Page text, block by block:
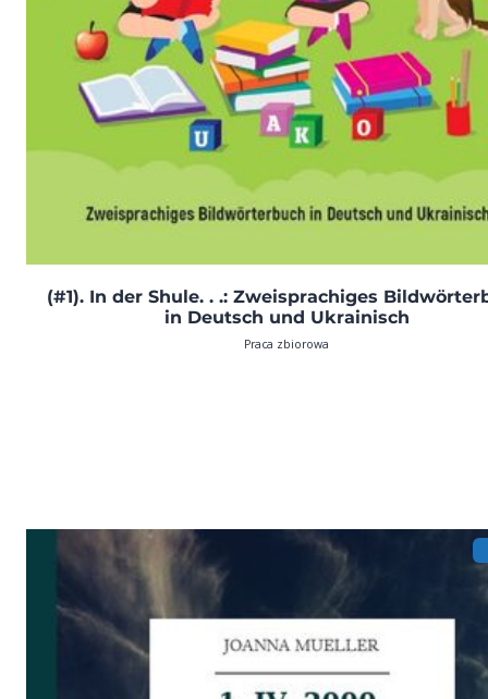
(#1). In der Shule. . .: Zweisprachiges
in Deutsch und Ukrainisch
Praca zbiorowa